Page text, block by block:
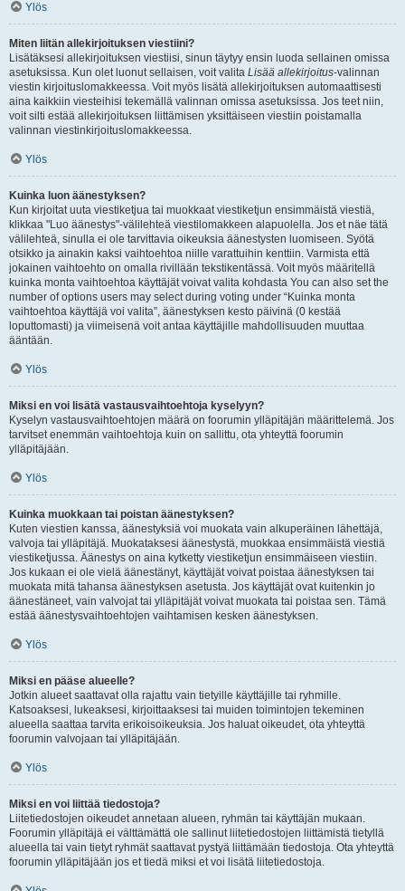
Ylös
Miten liitän allekirjoituksen viestiini?
Lisätäksesi allekirjoituksen viestiisi, sinun täytyy ensin luoda sellainen omissa
asetuksissa. Kun olet luonut sellaisen, voit valita Lisää allekirjoitus-valinnan
viestin kirjoituslomakkeessa. Voit myös lisätä allekirjoituksen automaattisesti
aina kaikkiin viesteihisi tekemällä valinnan omissa asetuksissa. Jos teet niin,
voit silti estää allekirjoituksen liittämisen yksittäiseen viestiin poistamalla
valinnan viestinkirjoituslomakkeessa.
Ylös
Kuinka luon äänestyksen?
Kun kirjoitat uuta viestiketjua tai muokkaat viestiketjun ensimmäistä viestiä,
klikkaa "Luo äänestys"-välilehteä viestilomakkeen alapuolella. Jos et näe tätä
välilehteä, sinulla ei ole tarvittavia oikeuksia äänestysten luomiseen. Syötä
otsikko ja ainakin kaksi vaihtoehtoa niille varattuihin kenttiin. Varmista että
jokainen vaihtoehto on omalla rivillään tekstikentässä. Voit myös määritellä
kuinka monta vaihtoehtoa käyttäjät voivat valita kohdasta You can also set the
number of options users may select during voting under “Kuinka monta
vaihtoehtoa käyttäjä voi valita”, äänestyksen kesto päivinä (0 kestää
loputtomasti) ja viimeisenä voit antaa käyttäjille mahdollisuuden muuttaa
ääntään.
Ylös
Miksi en voi lisätä vastausvaihtoehtoja kyselyyn?
Kyselyn vastausvaihtoehtojen määrä on foorumin ylläpitäjän määrittelemä. Jos
tarvitset enemmän vaihtoehtoja kuin on sallittu, ota yhteyttä foorumin
ylläpitäjään.
Ylös
Kuinka muokkaan tai poistan äänestyksen?
Kuten viestien kanssa, äänestyksiä voi muokata vain alkuperäinen lähettäjä,
valvoja tai ylläpitäjä. Muokataksesi äänestystä, muokkaa ensimmäistä viestiä
viestiketjussa. Äänestys on aina kytketty viestiketjun ensimmäiseen viestiin.
Jos kukaan ei ole vielä äänestänyt, käyttäjät voivat poistaa äänestyksen tai
muokata mitä tahansa äänestyksen asetusta. Jos käyttäjät ovat kuitenkin jo
äänestäneet, vain valvojat tai ylläpitäjät voivat muokata tai poistaa sen. Tämä
estää äänestysvaihtoehtojen vaihtamisen kesken äänestyksen.
Ylös
Miksi en pääse alueelle?
Jotkin alueet saattavat olla rajattu vain tietyille käyttäjille tai ryhmille.
Katsoaksesi, lukeaksesi, kirjoittaaksesi tai muiden toimintojen tekeminen
alueella saattaa tarvita erikoisoikeuksia. Jos haluat oikeudet, ota yhteyttä
foorumin valvojaan tai ylläpitäjään.
Ylös
Miksi en voi liittää tiedostoja?
Liitetiedostojen oikeudet annetaan alueen, ryhmän tai käyttäjän mukaan.
Foorumin ylläpitäjä ei välttämättä ole sallinut liitetiedostojen liittämistä tietyllä
alueella tai vain tietyt ryhmät saattavat pystyä liittämään tiedostoja. Ota yhteyttä
foorumin ylläpitäjään jos et tiedä miksi et voi lisätä liitetiedostoja.